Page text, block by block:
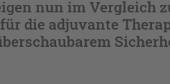
nun im Vergleich
die adjuvante